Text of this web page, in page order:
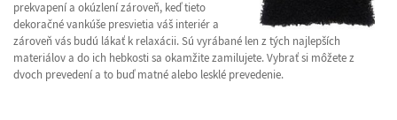
prekvapení a okúzlení zároveň, keď tieto
dekoračné vankúše presvietia váš interiér a
zároveň vás budú lákať k relaxácii. Sú vyrábané len z tých najlepších
materiálov a do ich hebkosti sa okamžite zamilujete. Vybrať si môžete z
dvoch prevedení a to buď matné alebo lesklé prevedenie.